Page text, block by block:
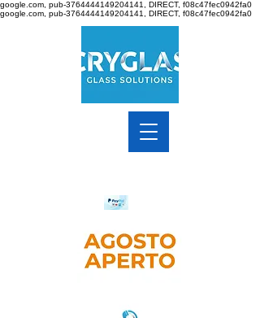
google.com, pub-3764444149204141, DIRECT, f08c47fec0942fa0
google.com, pub-3764444149204141, DIRECT, f08c47fec0942fa0